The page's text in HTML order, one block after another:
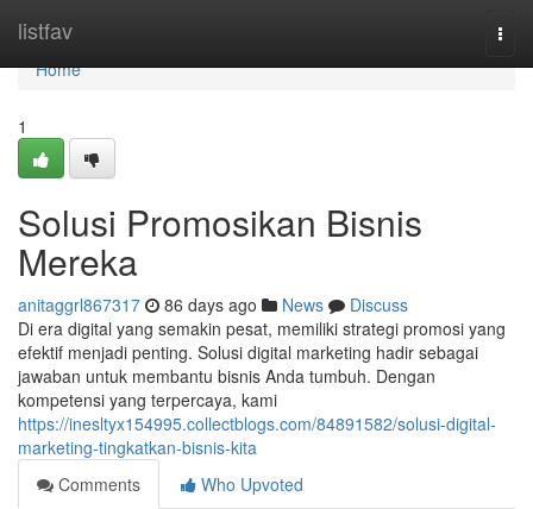
listfav
Home
Home
1
Solusi Promosikan Bisnis
Mereka
anitaggrl867317 86 days ago News
Discuss
Di era digital yang semakin pesat, memiliki strategi promosi yang
efektif menjadi penting. Solusi digital marketing hadir sebagai
jawaban untuk membantu bisnis Anda tumbuh. Dengan
kompetensi yang terpercaya, kami
https://inesltyx154995.collectblogs.com/84891582/solusi-digital-
marketing-tingkatkan-bisnis-kita
Comments
Who Upvoted